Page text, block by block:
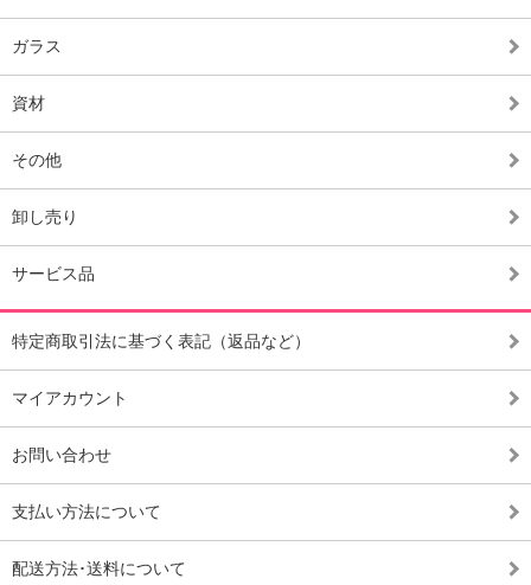
ガラス
資材
その他
卸し売り
サービス品
特定商取引法に基づく表記（返品など）
マイアカウント
お問い合わせ
支払い方法について
配送方法･送料について